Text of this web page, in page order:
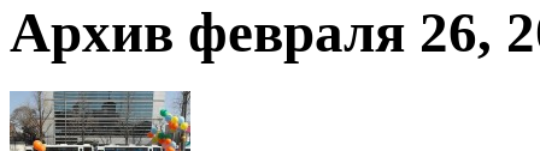
Архив февраля 26,